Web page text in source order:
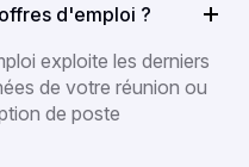
d'emploi ?
exploite les derniers
de votre réunion ou
de poste